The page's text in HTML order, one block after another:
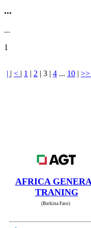
...
...
1
< 1 2 3 4 ... 10 >>
AFRICA
TRANING
(Burkina Faso)